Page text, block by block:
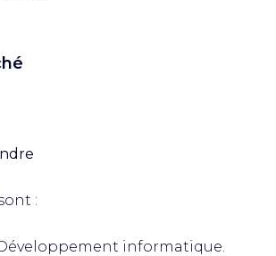
:
informatique.